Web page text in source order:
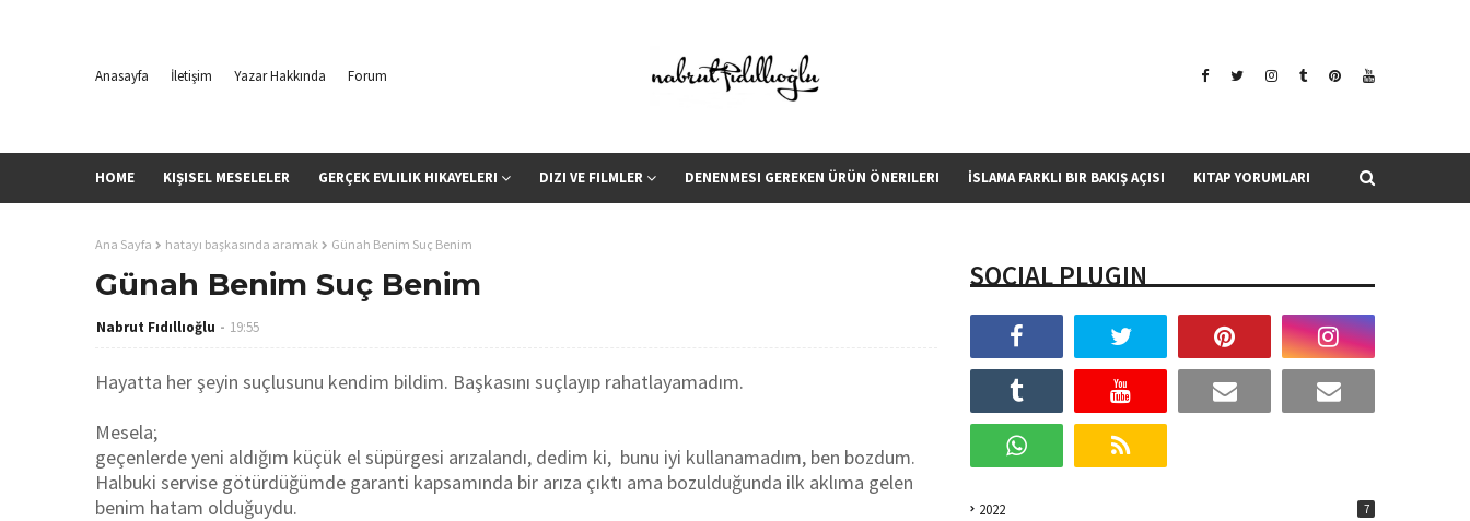
Anasayfa İletişim Yazar Hakkında Forum
HOME KIŞISEL MESELELER GERÇEK EVLILIK HIKAYELERI DIZI VE FILMLER DENENMESI GEREKEN ÜRÜN ÖNERILERI İSLAMA FARKLI BIR BAKIŞ AÇISI KITAP YORUMLARI
Ana Sayfa hatayı başkasında aramak Günah Benim Suç Benim
Günah Benim Suç Benim
Nabrut Fıdıllıoğlu 19:55
Hayatta her şeyin suçlusunu kendim bildim. Başkasını suçlayıp rahatlayamadım.
Mesela;
geçenlerde yeni aldığım küçük el süpürgesi arızalandı, dedim ki, bunu iyi kullanamadım, ben bozdum.
Halbuki servise götürdüğümde garanti kapsamında bir arıza çıktı ama bozulduğunda ilk aklıma gelen
benim hatam olduğuydu.
SOCIAL PLUGIN
2022 7